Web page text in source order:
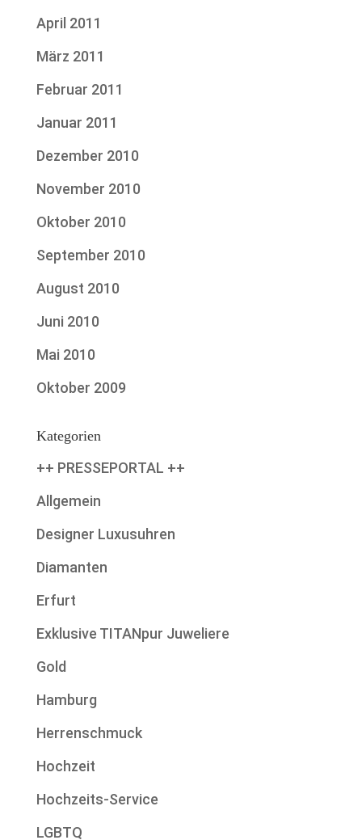
April 2011
März 2011
Februar 2011
Januar 2011
Dezember 2010
November 2010
Oktober 2010
September 2010
August 2010
Juni 2010
Mai 2010
Oktober 2009
Kategorien
++ PRESSEPORTAL ++
Allgemein
Designer Luxusuhren
Diamanten
Erfurt
Exklusive TITANpur Juweliere
Gold
Hamburg
Herrenschmuck
Hochzeit
Hochzeits-Service
LGBTQ